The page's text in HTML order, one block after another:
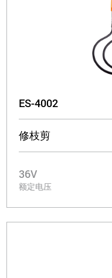
ES-4002
修枝剪
36V
额定电压